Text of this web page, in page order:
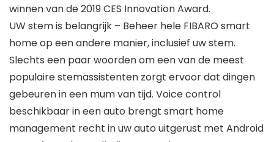
winnen van de 2019 CES Innovation Award.
UW stem is belangrijk – Beheer hele FIBARO smart
home op een andere manier, inclusief uw stem.
Slechts een paar woorden om een van de meest
populaire stemassistenten zorgt ervoor dat dingen
gebeuren in een mum van tijd. Voice control
beschikbaar in een auto brengt smart home
management recht in uw auto uitgerust met Android